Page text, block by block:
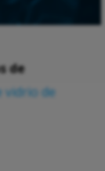
de
vidrio de